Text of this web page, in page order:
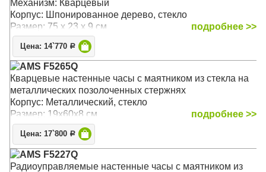
Механизм: Кварцевый
Корпус: Шпонированное дерево, стекло
Размер: 75 х 23 х 9 см
подробнее >>
Цена: 14`770 Р
AMS F5265Q
Кварцевые настенные часы с маятником из стекла на
металлических позолоченных стержнях
Корпус: Металлический, стекло
Размер: 19х60х8 см
подробнее >>
Цена: 17`800 Р
AMS F5227Q
Радиоуправляемые настенные часы с маятником из